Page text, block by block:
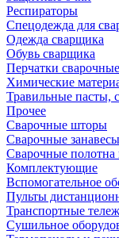
Респираторы
Спецодежда для
Одежда сварщика
Обувь сварщика
Перчатки сварочные
Химические
Травильные пасты,
Прочее
Сварочные шторы
Сварочные занавесы
Сварочные полотна
Комплектующие
Вспомогательное
Пульты
Транспортные
Сушильное